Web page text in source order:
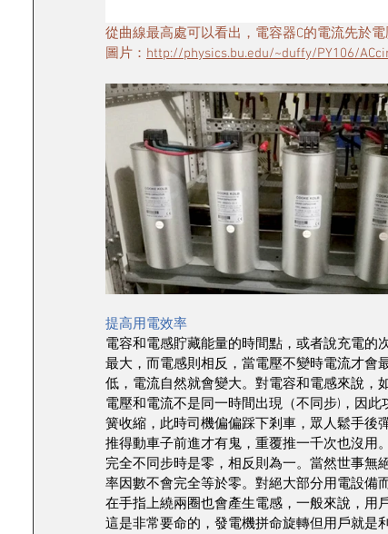
從曲線最高處可以看出，電容器C的電流先於
圖片： http://physics.bu.edu/~duffy/PY106/
提高用電效率
電容和電感貯藏能量的時間點，或者說充電的
最大，而電感則相反，當電壓不變時電流才會
低，電流自然就會變大。對電容和電感來說，
電壓和電流不是同一時間出現（不同步)，因
簧收縮，此時司機偏偏踩下剎車，眾人鬆手後
推得動車子前進才有鬼，重覆推一千次也沒用
完全不同步時是零，相反則為一。當然世事無
率因數不會完全等於零。對絕大部分用電設備
在手指上繞兩圈也會產生電感，一般來說，用
這是非常要命的，發電機拼命旋轉但用戶就是